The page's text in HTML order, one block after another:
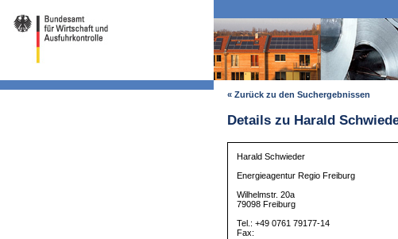
« Zurück zu den Suchergebnissen
Details zu Harald
Harald Schwieder
Energieagentur Regio Freiburg
Wilhelmstr. 20a
79098 Freiburg
Tel.: +49 0761 79177-14
Fax: